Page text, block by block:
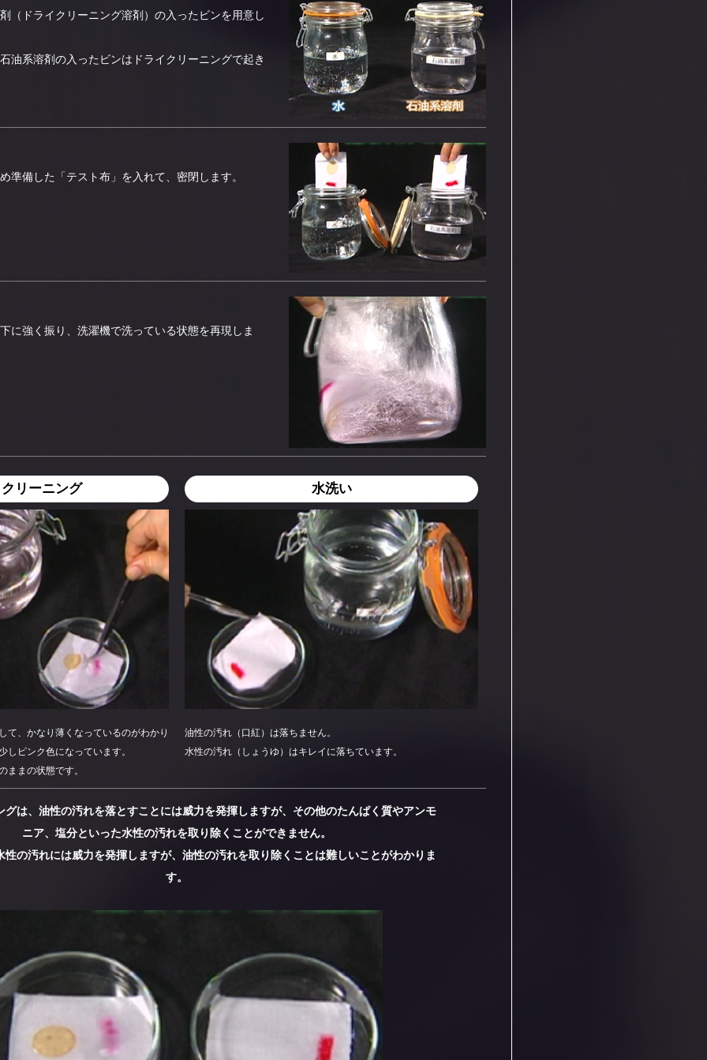
（ドライクリーニング溶剤）の入ったビンを用意し
油系溶剤の入ったビンはドライクリーニングで起き
準備した「テスト布」を入れて、密閉します。
に強く振り、洗濯機で洗っている状態を再現しま
リーニング
て、かなり薄くなっているのがわかり
しピンク色になっています。
ままの状態です。
水洗い
油性の汚れ（口紅）は落ちません。
水性の汚れ（しょうゆ）はキレイに落ちています。
グは、油性の汚れを落とすことには威力を発揮しますが、その他のたんぱく質やアンモ
ニア、塩分といった水性の汚れを取り除くことができません。
性の汚れには威力を発揮しますが、油性の汚れを取り除くことは難しいことがわかりま
す。